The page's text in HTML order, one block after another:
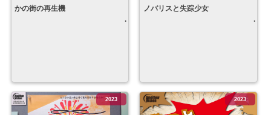
かの街の再生機 ノバリスと失踪少女
2023 2023